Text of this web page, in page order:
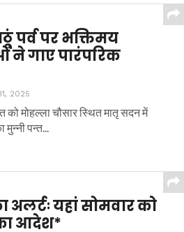
पर्व पर भक्तिमय
ने गाए पारंपरिक
2025
मोहल्ला चौसार स्थित मातृ सदन में
मुन्नी पन्त...
अलर्टः यहां सोमवार को
आदेश*